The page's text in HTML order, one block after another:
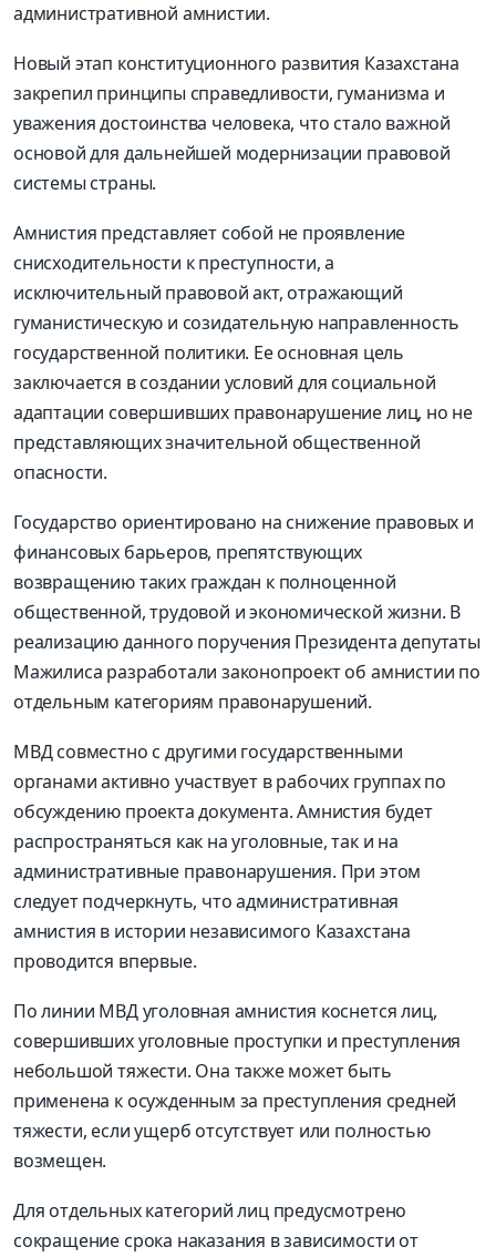
административной амнистии.
Новый этап конституционного развития Казахстана
закрепил принципы справедливости, гуманизма и
уважения достоинства человека, что стало важной
основой для дальнейшей модернизации правовой
системы страны.
Амнистия представляет собой не проявление
снисходительности к преступности, а
исключительный правовой акт, отражающий
гуманистическую и созидательную направленность
государственной политики. Ее основная цель
заключается в создании условий для социальной
адаптации совершивших правонарушение лиц, но не
представляющих значительной общественной
опасности.
Государство ориентировано на снижение правовых и
финансовых барьеров, препятствующих
возвращению таких граждан к полноценной
общественной, трудовой и экономической жизни. В
реализацию данного поручения Президента депутаты
Мажилиса разработали законопроект об амнистии по
отдельным категориям правонарушений.
МВД совместно с другими государственными
органами активно участвует в рабочих группах по
обсуждению проекта документа. Амнистия будет
распространяться как на уголовные, так и на
административные правонарушения. При этом
следует подчеркнуть, что административная
амнистия в истории независимого Казахстана
проводится впервые.
По линии МВД уголовная амнистия коснется лиц,
совершивших уголовные проступки и преступления
небольшой тяжести. Она также может быть
применена к осужденным за преступления средней
тяжести, если ущерб отсутствует или полностью
возмещен.
Для отдельных категорий лиц предусмотрено
сокращение срока наказания в зависимости от